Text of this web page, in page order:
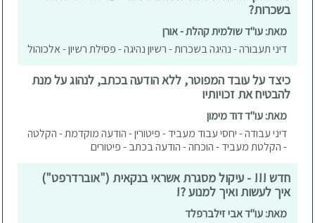
בשכרות?
מאת: עו"ד שולמית קהלת - אורן
דיני תעבורה - נהיגה בשכרות - רשיון נהיגה - פסילת רשיון - אלכוהול
כיצד על עובד המפוטר, ללא הודעה בכתב, לנהוג על מנת
להבטיח את זכויותיו
מאת: עו"ד דוד מימון
דיני עבודה - יחסי עבוד מעביד - פיטורין - הודעה מוקדמת - הקלטה
- הקלטת מעביד - הוכחה - הודעה בכתב - פיטורים
חדש !!! - עיקול מסגרת אשראי בנקאית ("אוברדרפט")
איך לעשות ואיך למנוע ?!
מאת: עו"ד אבי זילברפלד